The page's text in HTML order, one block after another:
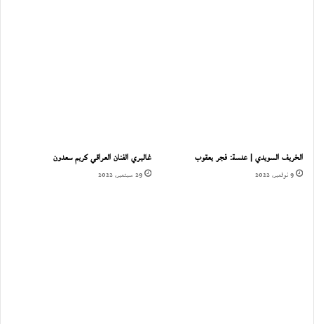
الخريف السويدي | عدسة: فجر يعقوب
9 نوفمبر، 2022
غاليري الفنان العراقي كريم سعدون
29 سبتمبر، 2022